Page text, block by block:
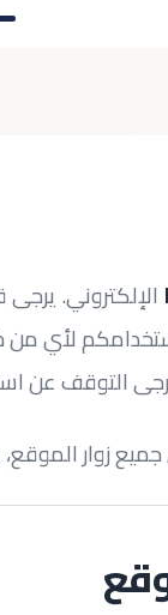
الإلكتروني.
لأي من
التوقف عن
زوار